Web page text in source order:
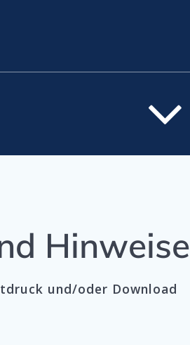
Hinweise
und/oder Download